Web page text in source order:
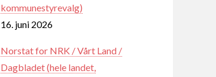
kommunestyrevalg)
16. juni 2026
Norstat for NRK / Vårt Land /
Dagbladet (hele landet,